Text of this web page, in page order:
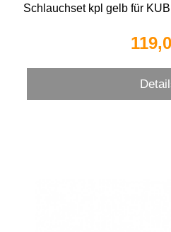
Schlauchset kpl gelb für